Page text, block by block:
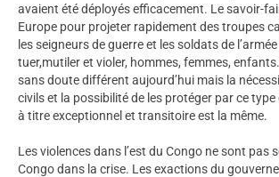
avaient été déployés efficacement. Le savoir-
Europe pour projeter rapidement des troupes
les seigneurs de guerre et les soldats de
tuer,mutiler et violer, hommes, femmes,
sans doute différent aujourd’hui mais la
civils et la possibilité de les protéger par ce
à titre exceptionnel et transitoire est la même.
Les violences dans l’est du Congo ne sont pas
Congo dans la crise. Les exactions du